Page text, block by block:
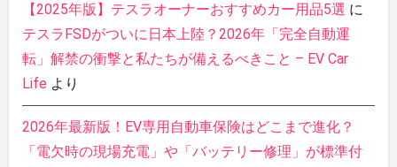
【2025年版】テスラオーナーおすすめカー用品5選 に
テスラFSDがついに日本上陸？2026年「完全自動運
転」解禁の衝撃と私たちが備えるべきこと – EV Car
Life より
2026年最新版！EV専用自動車保険はどこまで進化？
「電欠時の現場充電」や「バッテリー修理」が標準付